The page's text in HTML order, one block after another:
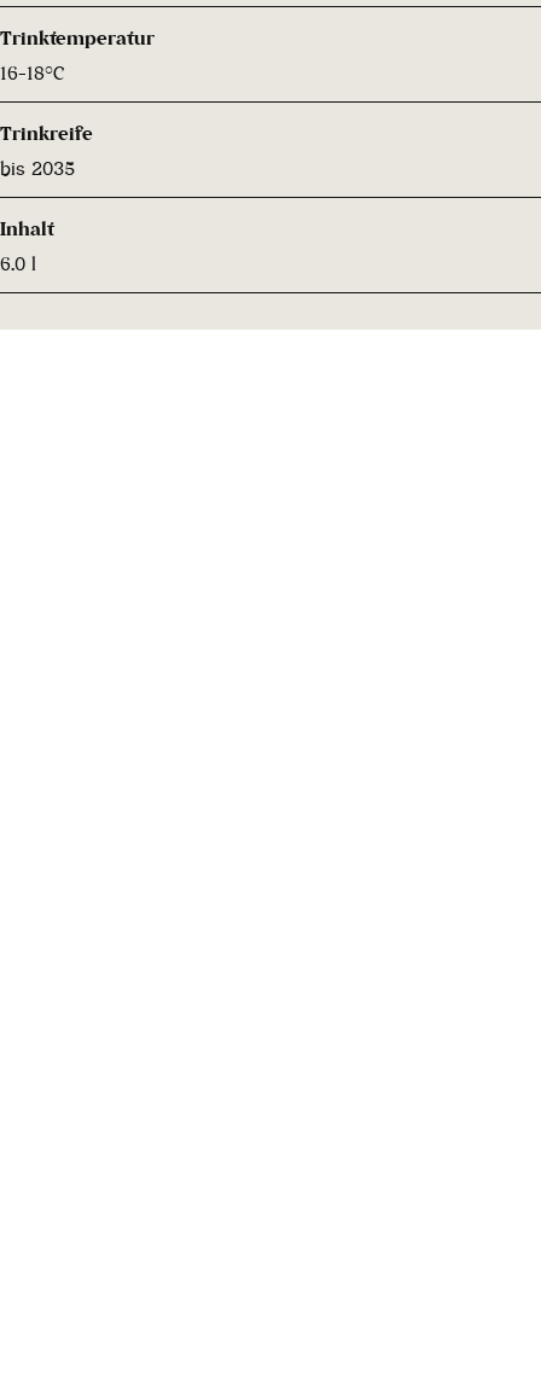
Trinktemperatur
16-18°C
Trinkreife
bis 2035
Inhalt
6.0 l